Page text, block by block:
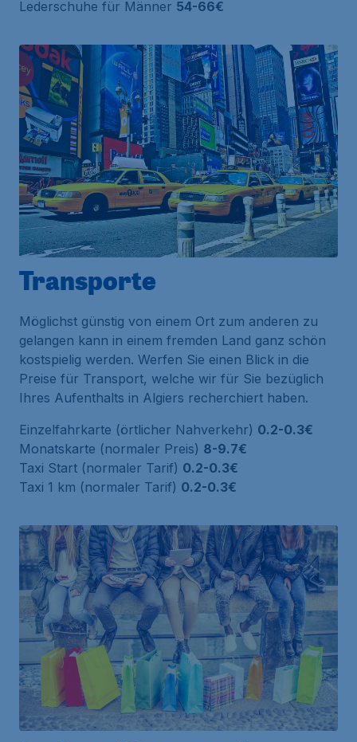
Lederschuhe für Männer 54-66€
Transporte
Möglichst günstig von einem Ort zum anderen zu
gelangen kann in einem fremden Land ganz schön
kostspielig werden. Werfen Sie einen Blick in die
Preise für Transport, welche wir für Sie bezüglich
Ihres Aufenthalts in Algiers recherchiert haben.
Einzelfahrkarte (örtlicher Nahverkehr) 0.2-0.3€
Monatskarte (normaler Preis) 8-9.7€
Taxi Start (normaler Tarif) 0.2-0.3€
Taxi 1 km (normaler Tarif) 0.2-0.3€